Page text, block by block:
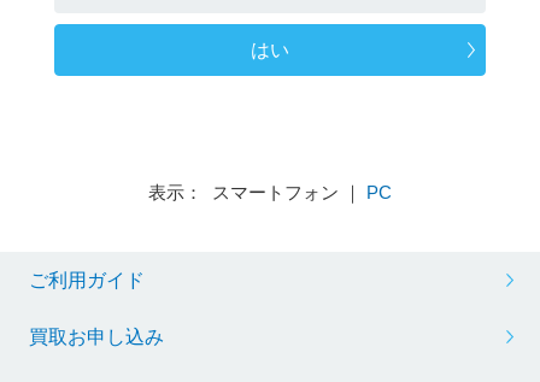
はい
表示： スマートフォン ｜ PC
ご利用ガイド
買取お申し込み